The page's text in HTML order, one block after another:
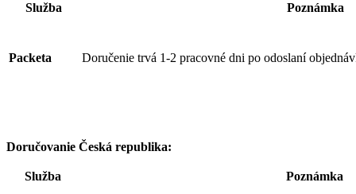
Služba Poznámka
Packeta Doručenie trvá 1-2 pracovné dni po odoslaní
Doručovanie Česká republika:
Služba Poznámka